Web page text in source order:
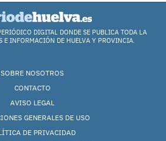
DIGITAL DONDE SE PUBLICA TODA LA
E INFORMACIÓN DE HUELVA Y PROVINCIA.
SOBRE NOSOTROS
CONTACTO
AVISO LEGAL
GENERALES DE USO
DE PRIVACIDAD